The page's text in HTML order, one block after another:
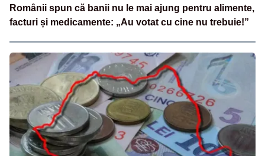
Românii spun că banii nu le mai ajung pentru alimente,
facturi și medicamente: „Au votat cu cine nu trebuie!”